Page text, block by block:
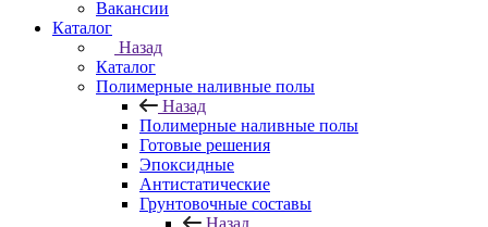
Вакансии
Каталог
Назад
Каталог
Полимерные наливные полы
Назад
Полимерные наливные полы
Готовые решения
Эпоксидные
Антистатические
Грунтовочные составы
Назад